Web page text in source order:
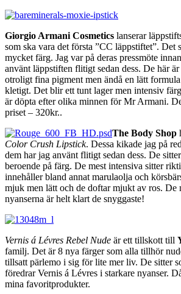
Giorgio Armani Cosmetics lanserar
som ska vara det första ”CC läppstiftet”. Det
mycket färg. Jag var på deras pressmöte
använt läppstiften flitigt sedan dess. De här
otroligt fina pigment men ändå en lätt
kletigt. Det blir ett tunt lager men intensiv
är döpta efter olika minnen för Mr Armani.
priset – 320kr..
The Body Shop
Color Crush Lipstick. Dessa kikade jag på
dem har jag använt flitigt sedan dess. De
beroende på färg. De mest intensiva sitter
innehåller bland annat marulaolja och
mjuk men lätt och de doftar mjukt av ros. De
nyanserna är helt klart de snyggaste!
Vernis á Lévres Rebel Nude är ett tillskott till
familj. Det är 8 nya färger som alla tillhör
tillsatt pärlemo i sig för lite mer liv. De sitter
föredrar Vernis á Lévres i starkare nyanser.
mina favoritprodukter.